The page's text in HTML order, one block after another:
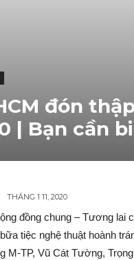
đón
| Bạn cần
THÁNG 1 11, 2020
đồng chung – Tương lai
tiệc nghệ thuật hoành
M-TP, Vũ Cát Tường,